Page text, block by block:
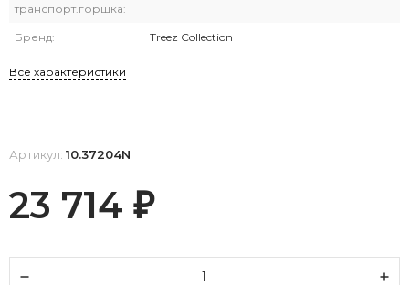
транспорт.горшка:
Бренд: Treez Collection
Все характеристики
Артикул: 10.37204N
23 714 ₽